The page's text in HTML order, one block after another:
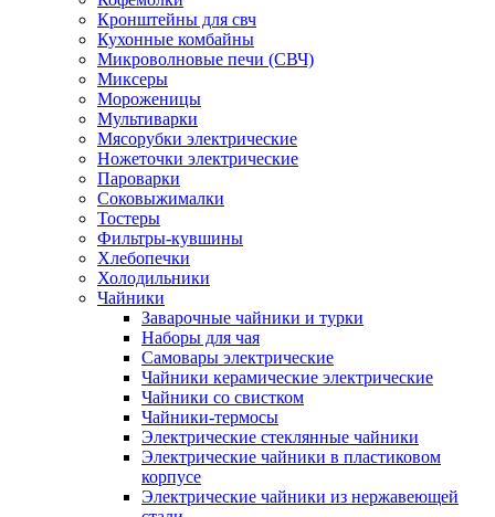
Кронштейны для свч
Кухонные комбайны
Микроволновые печи (СВЧ)
Миксеры
Мороженицы
Мультиварки
Мясорубки электрические
Ножеточки электрические
Пароварки
Соковыжималки
Тостеры
Фильтры-кувшины
Хлебопечки
Холодильники
Чайники
Заварочные чайники и турки
Наборы для чая
Самовары электрические
Чайники керамические электрические
Чайники со свистком
Чайники-термосы
Электрические стеклянные чайники
Электрические чайники в пластиковом
корпусе
Электрические чайники из нержавеющей